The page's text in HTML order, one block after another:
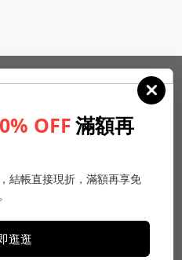
OFF滿額再
結帳直接現折，滿額再享免
逛逛